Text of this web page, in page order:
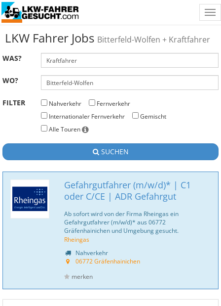
LKW Fahrer Jobs Bitterfeld-Wolfen + Kraftfahrer
WAS?
WO?
FILTER Nahverkehr
Fernverkehr
Internationaler Fernverkehr
Gemischt
Alle Touren
SUCHEN
Gefahrgutfahrer (m/w/d)* | C1
oder C/CE | ADR Gefahrgut
Ab sofort wird von der Firma Rheingas ein
Gefahrgutfahrer (m/w/d)* aus 06772
Gräfenhainichen und Umgebung gesucht.
Rheingas
Nahverkehr
06772 Gräfenhainichen
merken